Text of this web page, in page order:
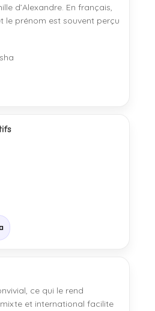
d’Alexandre. En français,
le prénom est souvent perçu
ce qui le rend
et international facilite